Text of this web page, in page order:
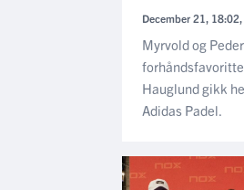
December 21,
Myrvold og
Hauglund gikk
Adidas Padel.